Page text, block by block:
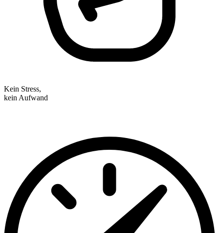
Kein Stress,
kein Aufwand